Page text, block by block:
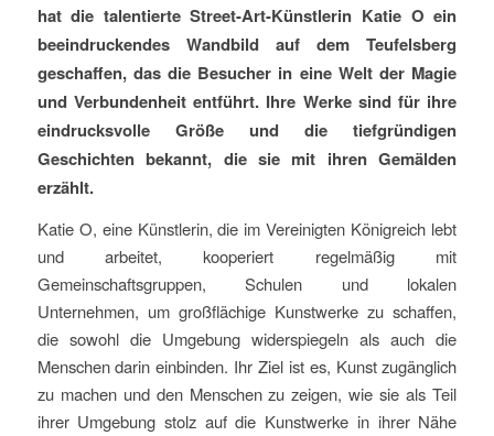
hat die talentierte Street-Art-Künstlerin Katie O ein
beeindruckendes Wandbild auf dem Teufelsberg
geschaffen, das die Besucher in eine Welt der Magie
und Verbundenheit entführt. Ihre Werke sind für ihre
eindrucksvolle Größe und die tiefgründigen
Geschichten bekannt, die sie mit ihren Gemälden
erzählt.
Katie O, eine Künstlerin, die im Vereinigten Königreich lebt
und arbeitet, kooperiert regelmäßig mit
Gemeinschaftsgruppen, Schulen und lokalen
Unternehmen, um großflächige Kunstwerke zu schaffen,
die sowohl die Umgebung widerspiegeln als auch die
Menschen darin einbinden. Ihr Ziel ist es, Kunst zugänglich
zu machen und den Menschen zu zeigen, wie sie als Teil
ihrer Umgebung stolz auf die Kunstwerke in ihrer Nähe